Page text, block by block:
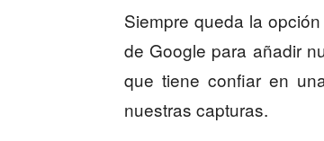
Siempre queda la
de Google para añadir
que tiene confiar en
nuestras capturas.